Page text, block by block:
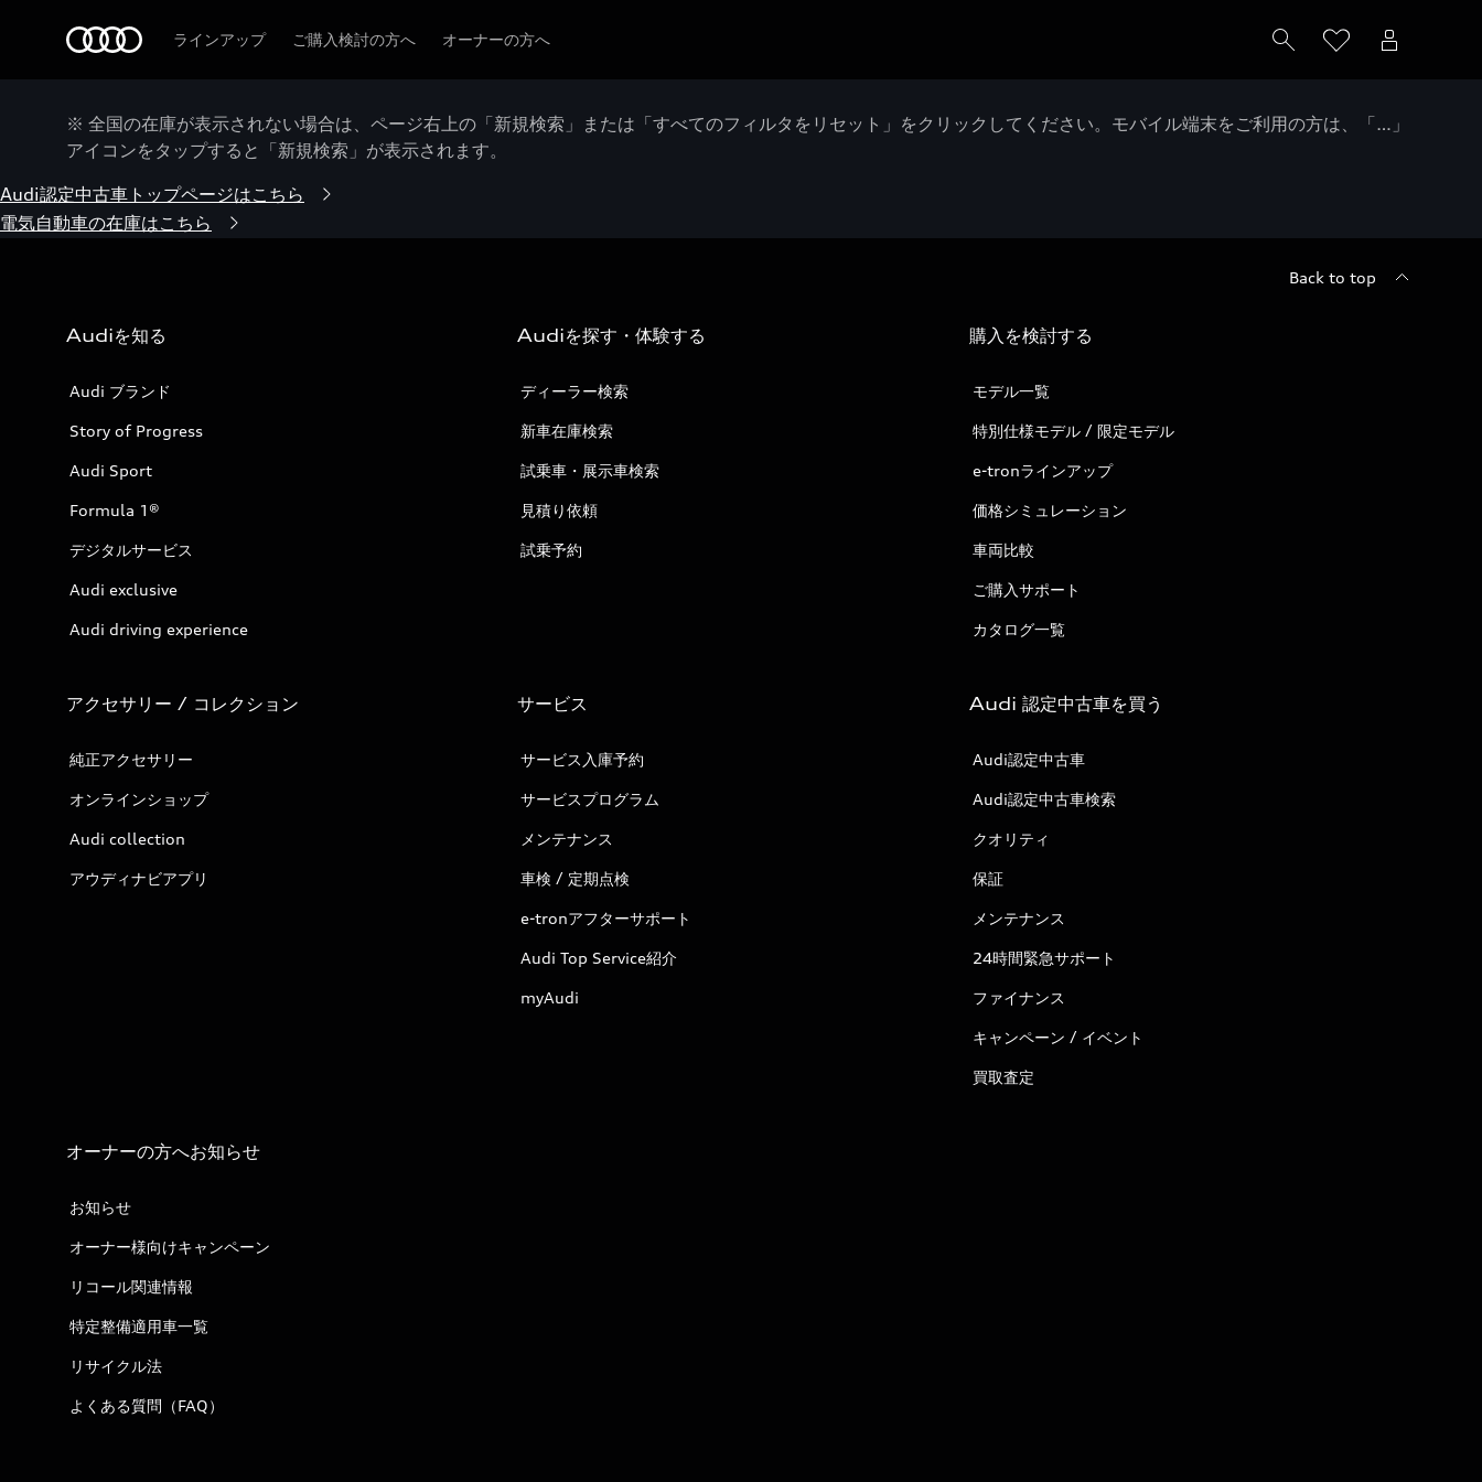
ラインアップ ご購入検討の方へ オーナーの方へ
※ 全国の在庫が表示されない場合は、ページ右上の「新規検索」または「すべてのフィルタをリセット」をクリックしてください。モバイル端末をご利用の方は、「…」
アイコンをタップすると「新規検索」が表示されます。
Audi認定中古車トップページはこちら
電気自動車の在庫はこちら
Back to top
Audiを知る
Audi ブランド
Story of Progress
Audi Sport
Formula 1®
デジタルサービス
Audi exclusive
Audi driving experience
Audiを探す・体験する
ディーラー検索
新車在庫検索
試乗車・展示車検索
見積り依頼
試乗予約
購入を検討する
モデル一覧
特別仕様モデル / 限定モデル
e-tronラインアップ
価格シミュレーション
車両比較
ご購入サポート
カタログ一覧
アクセサリー / コレクション
純正アクセサリー
オンラインショップ
Audi collection
アウディナビアプリ
サービス
サービス入庫予約
サービスプログラム
メンテナンス
車検 / 定期点検
e-tronアフターサポート
Audi Top Service紹介
myAudi
Audi 認定中古車を買う
Audi認定中古車
Audi認定中古車検索
クオリティ
保証
メンテナンス
24時間緊急サポート
ファイナンス
キャンペーン / イベント
買取査定
オーナーの方へお知らせ
お知らせ
オーナー様向けキャンペーン
リコール関連情報
特定整備適用車一覧
リサイクル法
よくある質問（FAQ）